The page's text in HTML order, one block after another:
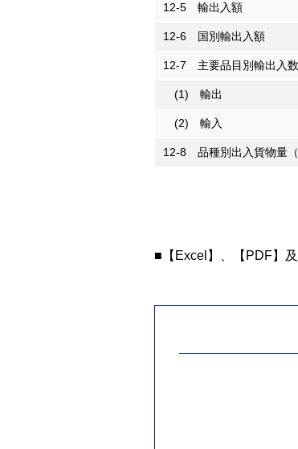
12-5 輸出入額
12-6 国別輸出入額
12-7 主要品目別輸出入
(1) 輸出
(2) 輸入
12-8 品種別出入貨物量（
■【Excel】、【PDF】